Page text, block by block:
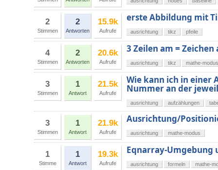
2
Stimmen
2
Antworten
15.9k
Aufrufe
erste Abbildung mit
ausrichtung tikz pfeile
4
Stimmen
2
Antworten
20.6k
Aufrufe
3 Zeilen am =
ausrichtung tikz mathe-modus
3
Stimmen
1
Antwort
21.5k
Aufrufe
Wie kann ich in einer
Nummer an der
ausrichtung aufzählungen
3
Stimmen
1
Antwort
21.9k
Aufrufe
Ausrichtung/
ausrichtung mathe-modus
1
Stimme
1
Antwort
19.3k
Aufrufe
Eqnarray-Umgebung
ausrichtung formeln mathe-